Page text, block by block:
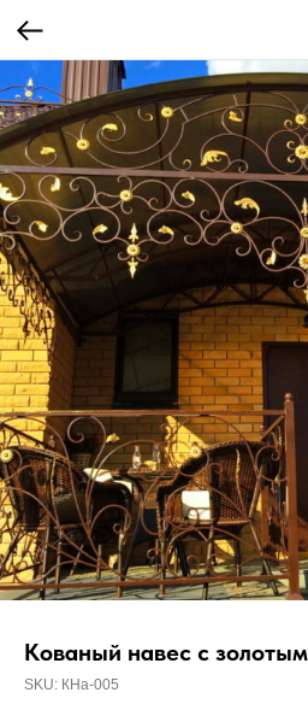
Кованый навес с
SKU: КНа-005